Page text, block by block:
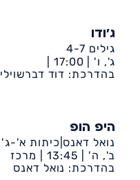
ג'ודו
גילים 4-7
ג', ו' | 17:00 |
דיונה-ביה״ס שקד
בהדרכת: דוד דברשוילי
היפ הופ
נואל דאנס|כיתות א'-ג'
ב', ה' | 13:45 |
מרכז
קהילתי דיונה
בהדרכת: נואל דאנס